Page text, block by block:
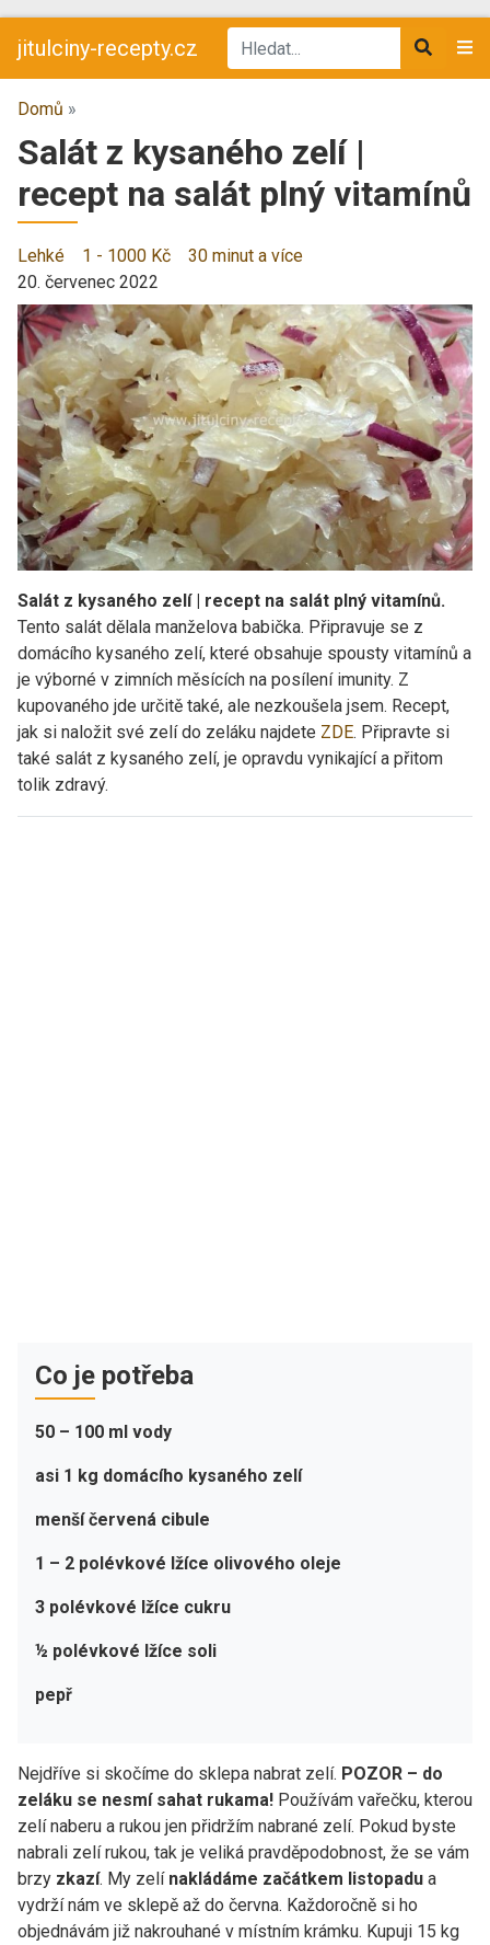
jitulciny-recepty.cz
Domů »
Salát z kysaného zelí |
recept na salát plný vitamínů
Lehké 1 - 1000 Kč
30 minut a více
20. červenec 2022
Salát z kysaného zelí | recept na salát plný vitamínů.
Tento salát dělala manželova babička. Připravuje se z
domácího kysaného zelí, které obsahuje spousty vitamínů a
je výborné v zimních měsících na posílení imunity. Z
kupovaného jde určitě také, ale nezkoušela jsem. Recept,
jak si naložit své zelí do zeláku najdete ZDE. Připravte si
také salát z kysaného zelí, je opravdu vynikající a přitom
tolik zdravý.
Co je potřeba
50 – 100 ml vody
asi 1 kg domácího kysaného zelí
menší červená cibule
1 – 2 polévkové lžíce olivového oleje
3 polévkové lžíce cukru
½ polévkové lžíce soli
pepř
Nejdříve si skočíme do sklepa nabrat zelí. POZOR – do
zeláku se nesmí sahat rukama! Používám vařečku, kterou
zelí naberu a rukou jen přidržím nabrané zelí. Pokud byste
nabrali zelí rukou, tak je veliká pravděpodobnost, že se vám
brzy zkazí. My zelí nakládáme začátkem listopadu a
vydrží nám ve sklepě až do června. Každoročně si ho
objednávám již nakrouhané v místním krámku. Kupuji 15 kg